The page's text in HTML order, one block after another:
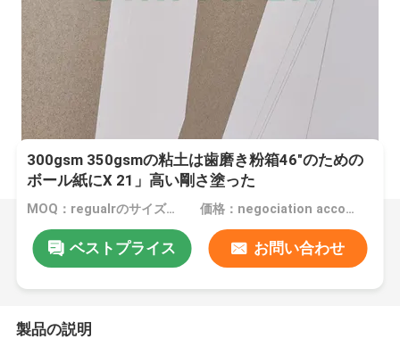
300gsm 350gsmの粘土は歯磨き粉箱46"のための
ボール紙にX 21」高い剛さ塗った
MOQ：regualrのサイズ、特別なサイズのための10トンのための1トン 価格：negociation according to size, quantity and gsm
ベストプライス お問い合わせ
製品の説明